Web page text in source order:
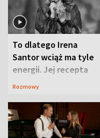
To dlatego Irena
Santor wciąż ma tyle
energii. Jej recepta
jest zaskakująco
Rozmowy